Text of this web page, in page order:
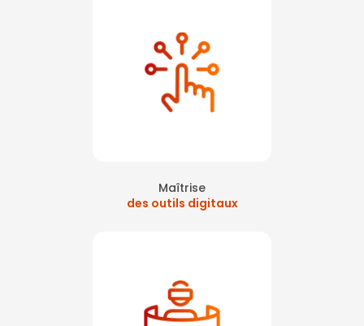
Maîtrise
des outils digitaux